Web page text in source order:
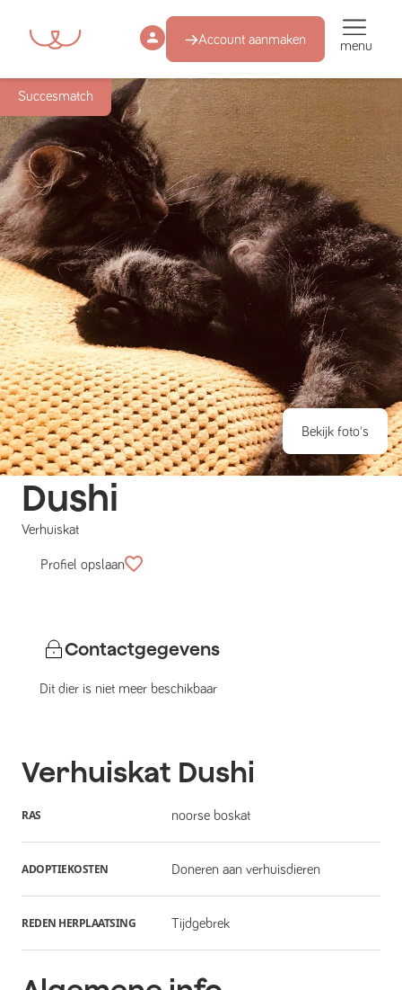
Account aanmaken menu
Succesmatch
Bekijk foto's
Dushi
Verhuiskat
Profiel opslaan
Contactgegevens
Dit dier is niet meer beschikbaar
Verhuiskat Dushi
RAS noorse boskat
ADOPTIEKOSTEN Doneren aan verhuisdieren
REDEN HERPLAATSING Tijdgebrek